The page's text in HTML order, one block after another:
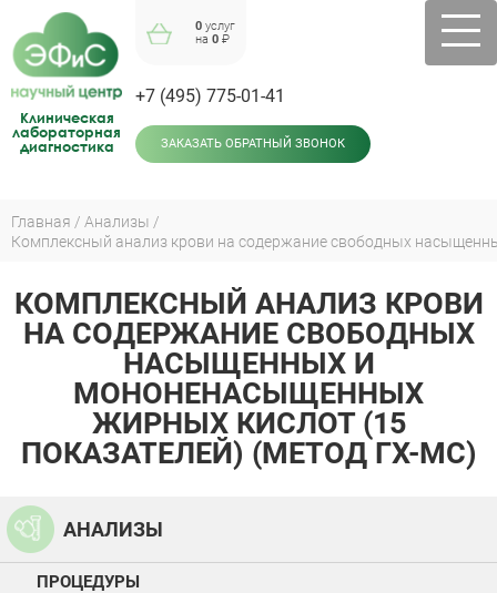
navigation
Клиническая
лабораторная
диагностика
0 услуг
на0 ₽
+7 (495) 775-01-41
ЗАКАЗАТЬ ОБРАТНЫЙ ЗВОНОК
Вы
Главная Анализы
Back
to
top
КОМПЛЕКСНЫЙ АНАЛИЗ КРОВИ
НА СОДЕРЖАНИЕ СВОБОДНЫХ
НАСЫЩЕННЫХ И
МОНОНЕНАСЫЩЕННЫХ
ЖИРНЫХ КИСЛОТ (15
ПОКАЗАТЕЛЕЙ) (МЕТОД ГХ-МС)
АНАЛИЗЫ
ПРОЦЕДУРЫ